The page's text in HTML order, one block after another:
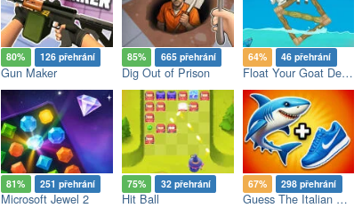
80% 126 přehrání
Gun Maker
85% 665 přehrání
Dig Out of Prison
64% 46 přehrání
Float Your Goat Demo
81% 251 přehrání
Microsoft Jewel 2
75% 32 přehrání
Hit Ball
67% 298 přehrání
Guess The Italian Brainrot Animals